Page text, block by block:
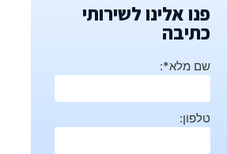
פנו אלינו לשירותי
כתיבה
שם מלא*:
טלפון: